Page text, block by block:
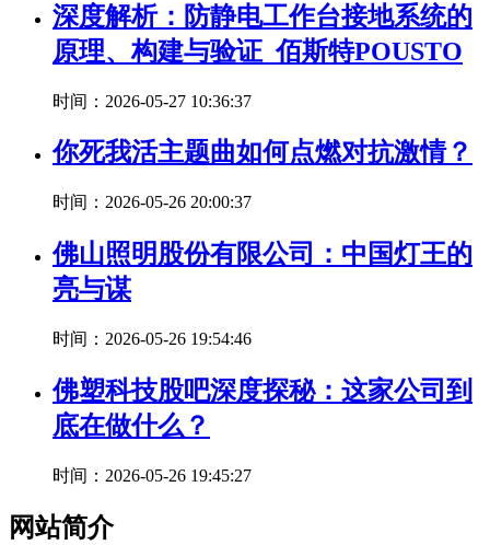
深度解析：防静电工作台接地系统的
原理、构建与验证_佰斯特POUSTO
时间：2026-05-27 10:36:37
你死我活主题曲如何点燃对抗激情？
时间：2026-05-26 20:00:37
佛山照明股份有限公司：中国灯王的
亮与谋
时间：2026-05-26 19:54:46
佛塑科技股吧深度探秘：这家公司到
底在做什么？
时间：2026-05-26 19:45:27
网站简介